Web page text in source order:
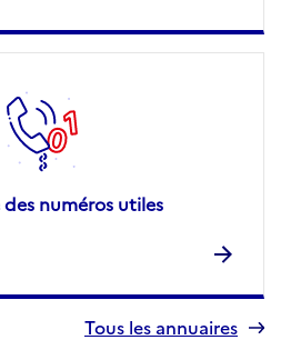
n° 490023835
numéros utiles
Tous les annuaires